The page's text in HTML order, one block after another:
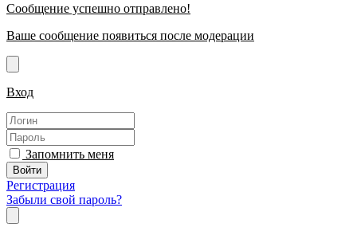
Сообщение успешно отправлено!
Ваше сообщение появиться после модерации
Вход
Запомнить меня
Регистрация
Забыли свой пароль?